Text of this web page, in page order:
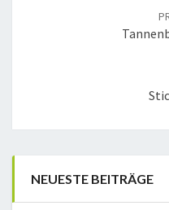
NEUESTE BEITRÄGE